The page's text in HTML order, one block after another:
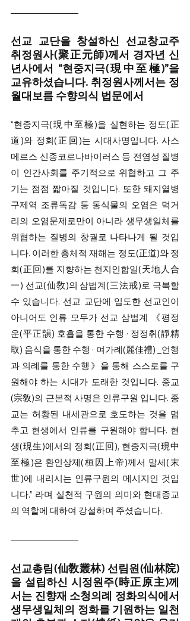
선교 교단을 창설하신 선교창교주
취정원사(聚正元師)께서 경자년 신
년사에서 “현중지극(現中至極)”을
교유하셨습니다. 취정원사께서는 정
월대보름 수향의식 법문에서
“현중지극(現中至極)을 실현하는 정도(正
道)와 정회(正回)는 시대사명입니다. 사스
메르스 신종코로나바이러스 등 전염성 질병
이 인간사회를 주기적으로 위협하고 그 주
기는 점점 짧아질 것입니다. 또한 돼지열병
구제역 조류독감 등 동식물의 오염은 먹거
리의 오염문제로만이 아니라 생무생일체를
위협하는 질병의 창궐로 나타나게 될 것입
니다. 이러한 총체적 재해는 정도(正道)와 정
회(正回)를 지향하는 천지인합일(天地人合
一) 선교(仙敎)의 삼법계(三法戒)로 극복할
수 있습니다. 선교 교단에 입도한 선교인이
아니어도 인류 모두가 선교 삼법계 《평정
운(平正韻) 호흡을 통한 수행 · 정정취(靜精
取) 음식을 통한 수행 · 여가례(麗佳禮) _언행
과 의례를 통한 수행》을 통해 스스로를 구
원해야 하는 시대가 도래한 것입니다. 종교
(宗敎)의 근본적 사명은 인류구원 입니다. 종
교는 허황된 내세관으로 호도하는 것을 멈
추고 현생에서 인류를 구원해야 합니다. 현
생(現生)에서의 정회(正回), 현중지극(現中
至極)은 환인상제(桓因上帝)께서 말세(末
世)에 내리시는 인류구원의 메시지인 것입
니다.” 라며 실천적 구원의 의미와 현대종교
의 역할에 대하여 강설하여 주셨습니다.
선교총림(仙敎叢林) 선림원(仙林院)
을 설립하신 시정원주(時正原主)께
서는 진향재 소청의례 정화의식에서
생무생일체의 정화를 기원하는 일천